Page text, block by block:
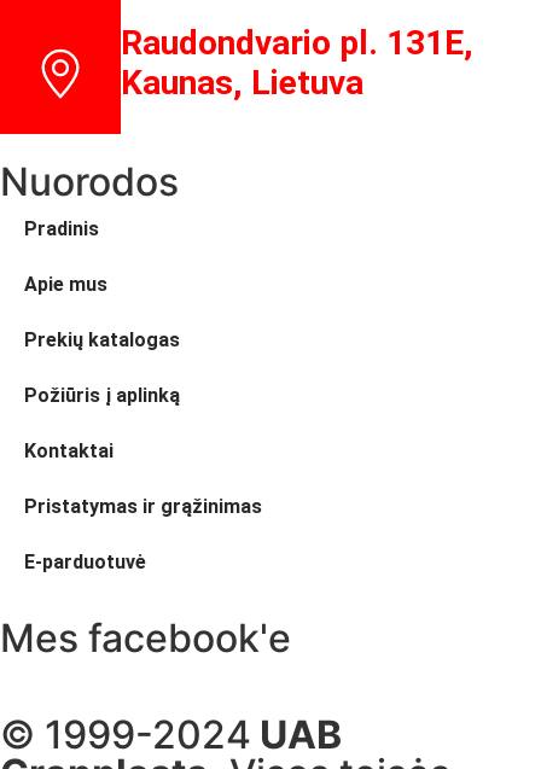
Raudondvario pl. 131E,
Kaunas, Lietuva
Nuorodos
Pradinis
Apie mus
Prekių katalogas
Požiūris į aplinką
Kontaktai
Pristatymas ir grąžinimas
E-parduotuvė
Mes facebook'e
© 1999-2024 UAB